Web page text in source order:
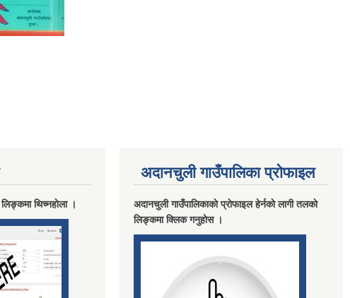
लिङ्कमा थिच्नहाेला ।
अदानचुली गाउँपालिका प्राेफाइल
अदानचुली गाउँपालिकाकाे प्राेफाइल हेर्नकाे लागी तलकाे
लिङ्कमा क्लिक गनुहाेस ।